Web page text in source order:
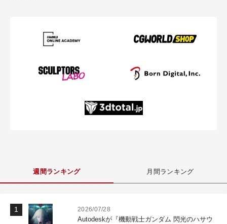
週間ランキング 月間ランキング
2026/07/28
Autodeskが『機動戦士ガンダム 閃光のハサウ